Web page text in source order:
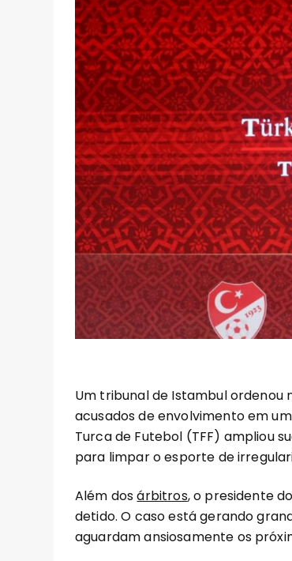
Um tribunal de Istambul ordenou
acusados de envolvimento em
Turca de Futebol (TFF) ampliou
para limpar o esporte de
Além dosárbitros, o presidente
detido. O caso está gerando
aguardam ansiosamente os